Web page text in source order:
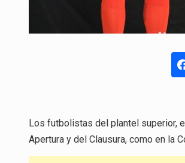
Los futbolistas del plantel superior,
Apertura y del Clausura, como en la